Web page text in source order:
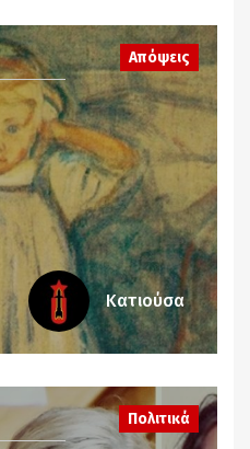
Απόψεις
Κατιούσα
Πολιτικά